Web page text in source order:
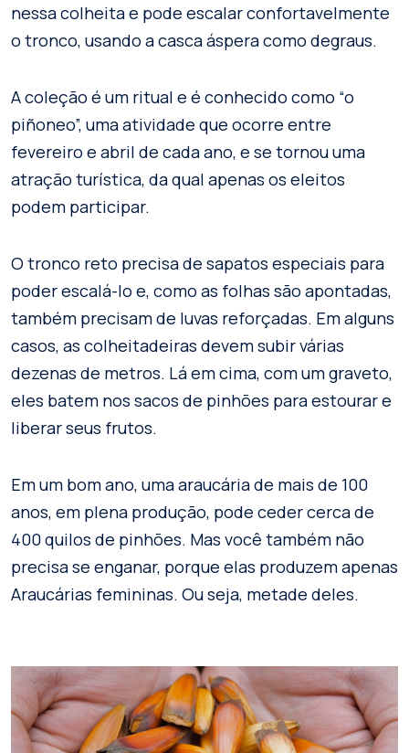
nessa colheita e pode escalar confortavelmente
o tronco, usando a casca áspera como degraus.
A coleção é um ritual e é conhecido como “o
piñoneo”, uma atividade que ocorre entre
fevereiro e abril de cada ano, e se tornou uma
atração turística, da qual apenas os eleitos
podem participar.
O tronco reto precisa de sapatos especiais para
poder escalá-lo e, como as folhas são apontadas,
também precisam de luvas reforçadas. Em alguns
casos, as colheitadeiras devem subir várias
dezenas de metros. Lá em cima, com um graveto,
eles batem nos sacos de pinhões para estourar e
liberar seus frutos.
Em um bom ano, uma araucária de mais de 100
anos, em plena produção, pode ceder cerca de
400 quilos de pinhões. Mas você também não
precisa se enganar, porque elas produzem apenas
Araucárias femininas. Ou seja, metade deles.